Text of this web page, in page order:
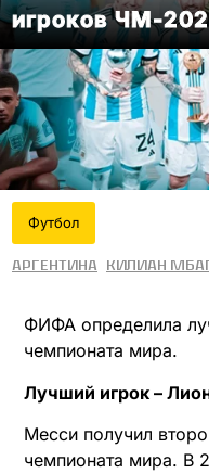
игроков ЧМ-
Футбол
Аргентина Килиан
ФИФА определила
чемпионата мира.
Лучший игрок –
Месси получил
чемпионата мира. В